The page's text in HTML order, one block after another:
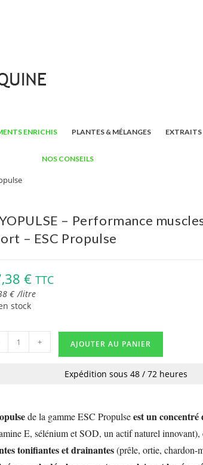
ENRICHIS PLANTES & MÉLANGES EXTRAITS
NOS CONSEILS
– Performance
– ESC Propulse
€ TTC
€ /litre
stock
+ AJOUTER AU PANIER
Expédition sous 48 / 72 heures
de la gamme ESC Propulseest un concentré
E, sélénium et SOD, un actif naturel innovant),
tonifiantes et drainantes(prêle, ortie, chardon-